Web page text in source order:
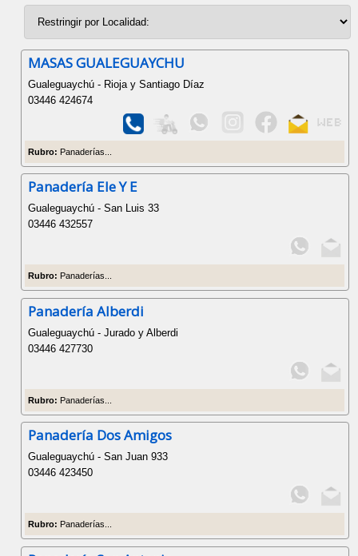
MASAS GUALEGUAYCHU
Gualeguaychú - Rioja y Santiago Díaz
03446 424674
Rubro: Panaderías...
Panadería Ele Y E
Gualeguaychú - San Luis 33
03446 432557
Rubro: Panaderías...
Panadería Alberdi
Gualeguaychú - Jurado y Alberdi
03446 427730
Rubro: Panaderías...
Panadería Dos Amigos
Gualeguaychú - San Juan 933
03446 423450
Rubro: Panaderías...